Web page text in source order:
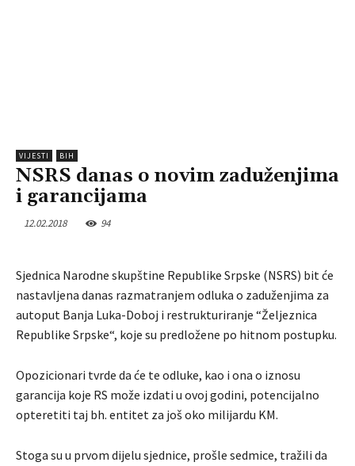
VIJESTI BIH
NSRS danas o novim zaduženjima
i garancijama
12.02.2018 94
Sjednica Narodne skupštine Republike Srpske (NSRS) bit će
nastavljena danas razmatranjem odluka o zaduženjima za
autoput Banja Luka-Doboj i restrukturiranje “Željeznica
Republike Srpske“, koje su predložene po hitnom postupku.
Opozicionari tvrde da će te odluke, kao i ona o iznosu
garancija koje RS može izdati u ovoj godini, potencijalno
opteretiti taj bh. entitet za još oko milijardu KM.
Stoga su u prvom dijelu sjednice, prošle sedmice, tražili da